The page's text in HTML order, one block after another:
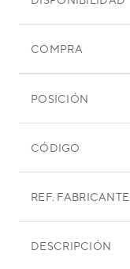
COMPRA
POSICIÓN
CÓDIGO
REF. FABRICANTE
DESCRIPCIÓN